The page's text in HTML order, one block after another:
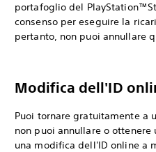
portafoglio del
consenso per eseguire la
pertanto, non puoi annullare
Modifica dell'ID
Puoi tornare gratuitamente a
non puoi annullare o
una modifica dell'ID online a